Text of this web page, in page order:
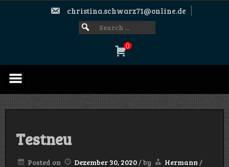
Skip
christina.schwarz71@online.de
SEARCH
FOR:
Search
for:
0
Testneu
Posted on Dezember 30, 2020/by Hermann /